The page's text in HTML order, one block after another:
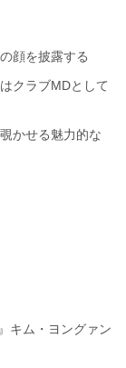
顔を披露する
クラブMDとして
かせる魅力的な
キム・ヨングァン